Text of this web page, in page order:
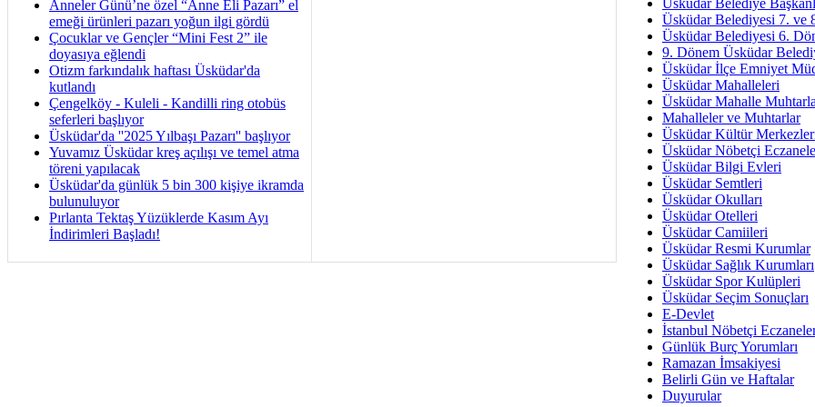
Anneler Günü’ne özel “Anne Eli Pazarı” el
emeği ürünleri pazarı yoğun ilgi gördü
Çocuklar ve Gençler “Mini Fest 2” ile
doyasıya eğlendi
Otizm farkındalık haftası Üsküdar'da
kutlandı
Çengelköy - Kuleli - Kandilli ring otobüs
seferleri başlıyor
Üsküdar'da ''2025 Yılbaşı Pazarı'' başlıyor
Yuvamız Üsküdar kreş açılışı ve temel atma
töreni yapılacak
Üsküdar'da günlük 5 bin 300 kişiye ikramda
bulunuluyor
Pırlanta Tektaş Yüzüklerde Kasım Ayı
İndirimleri Başladı!
İmar Sorunlarının Genel
Arakan
Bayramın
Ruhsal
Üsküdar
Üsküdar Belediye
Üsküdar Belediyesi 7. ve
Üsküdar Belediyesi 6.
9. Dönem Üsküdar
Üsküdar İlçe Emniyet
Üsküdar Mahalleleri
Üsküdar Mahalle
Mahalleler ve Muhtarlar
Üsküdar Kültür
Üsküdar Nöbetçi
Üsküdar Bilgi Evleri
Üsküdar Semtleri
Üsküdar Okulları
Üsküdar Otelleri
Üsküdar Camiileri
Üsküdar Resmi Kurumlar
Üsküdar Sağlık Kurumları
Üsküdar Spor Kulüpleri
Üsküdar Seçim Sonuçları
E-Devlet
İstanbul Nöbetçi
Günlük Burç Yorumları
Ramazan İmsakiyesi
Belirli Gün ve Haftalar
Duyurular